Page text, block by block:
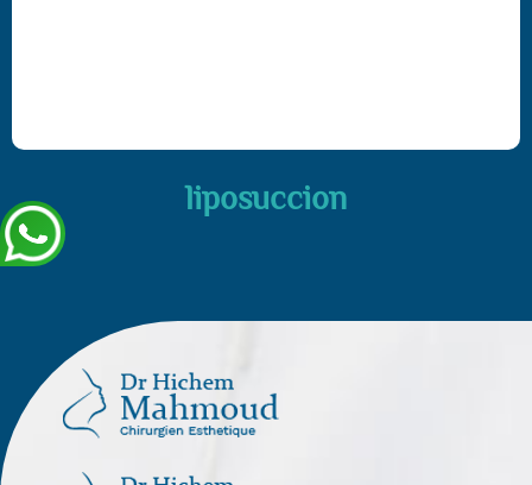
liposuccion